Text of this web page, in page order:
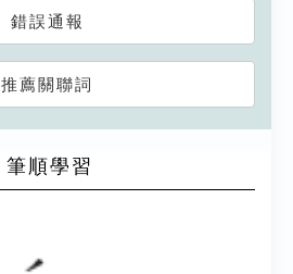
錯誤通報
推薦關聯詞
筆順學習